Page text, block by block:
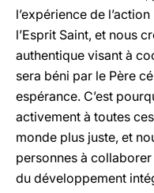
l’expérience de
l’Esprit Saint, et nous
authentique visant à
sera béni par le Père
espérance. C’est
activement à toutes
monde plus juste, et
personnes à
du développement